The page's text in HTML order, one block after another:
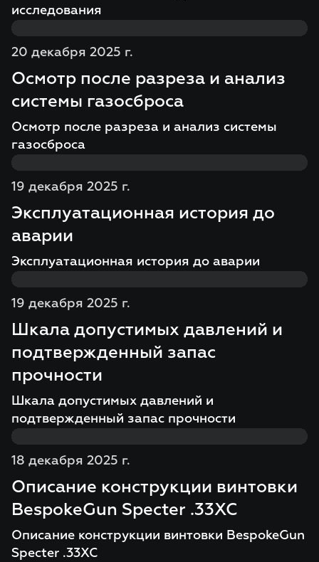
исследования
20 декабря 2025 г.
Осмотр после разреза и анализ
системы газосброса
Осмотр после разреза и анализ системы
газосброса
19 декабря 2025 г.
Эксплуатационная история до
аварии
Эксплуатационная история до аварии
19 декабря 2025 г.
Шкала допустимых давлений и
подтвержденный запас
прочности
Шкала допустимых давлений и
подтвержденный запас прочности
18 декабря 2025 г.
Описание конструкции винтовки
BespokeGun Specter .33XC
Описание конструкции винтовки BespokeGun
Specter .33XC